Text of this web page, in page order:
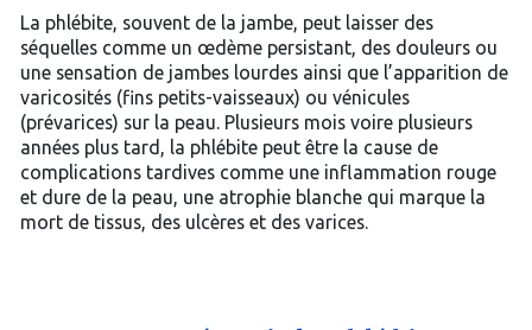
La phlébite, souvent de la jambe, peut laisser des
séquelles comme un œdème persistant, des douleurs ou
une sensation de jambes lourdes ainsi que l’apparition de
varicosités (fins petits-vaisseaux) ou vénicules
(prévarices) sur la peau. Plusieurs mois voire plusieurs
années plus tard, la phlébite peut être la cause de
complications tardives comme une inflammation rouge
et dure de la peau, une atrophie blanche qui marque la
mort de tissus, des ulcères et des varices.